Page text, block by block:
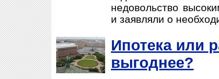
недовольство
и заявляли о
Ипотека или
выгоднее?